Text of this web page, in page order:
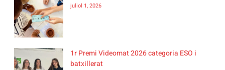
juliol 1, 2026
1r Premi Videomat 2026 categoria ESO i
batxillerat